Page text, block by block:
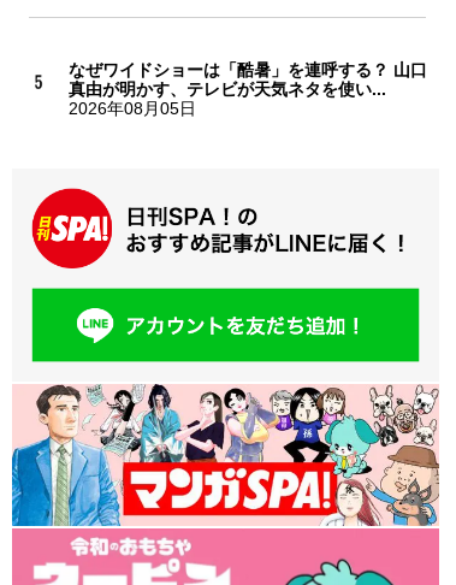
なぜワイドショーは「酷暑」を連呼する？ 山口
真由が明かす、テレビが天気ネタを使い...
2026年08月05日